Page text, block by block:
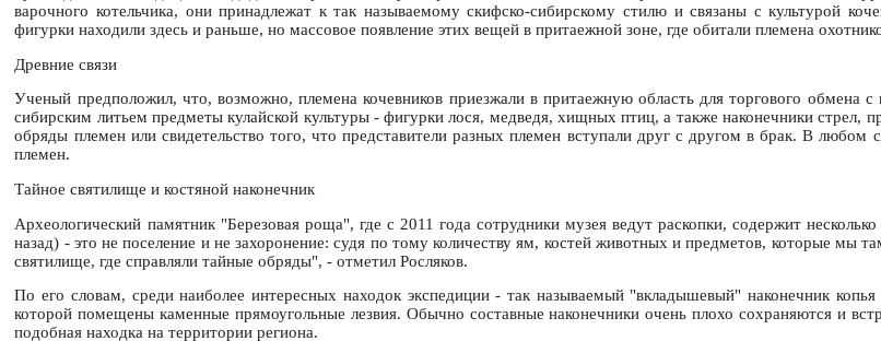
варочного котельчика, они принадлежат к так называемому скифско-сибирскому стилю и связаны с культурой
фигурки находили здесь и раньше, но массовое появление этих вещей в притаежной зоне, где обитали племена
Древние связи
Ученый предположил, что, возможно, племена кочевников приезжали в притаежную область для торгового обмена
сибирским литьем предметы кулайской культуры - фигурки лося, медведя, хищных птиц, а также наконечники
обряды племен или свидетельство того, что представители разных племен вступали друг с другом в брак. В любом
племен.
Тайное святилище и костяной наконечник
Археологический памятник "Березовая роща", где с 2011 года сотрудники музея ведут раскопки, содержит
назад) - это не поселение и не захоронение: судя по тому количеству ям, костей животных и предметов, которые
святилище, где справляли тайные обряды", - отметил Росляков.
По его словам, среди наиболее интересных находок экспедиции - так называемый "вкладышевый" наконечник
которой помещены каменные прямоугольные лезвия. Обычно составные наконечники очень плохо сохраняются и
подобная находка на территории региона.